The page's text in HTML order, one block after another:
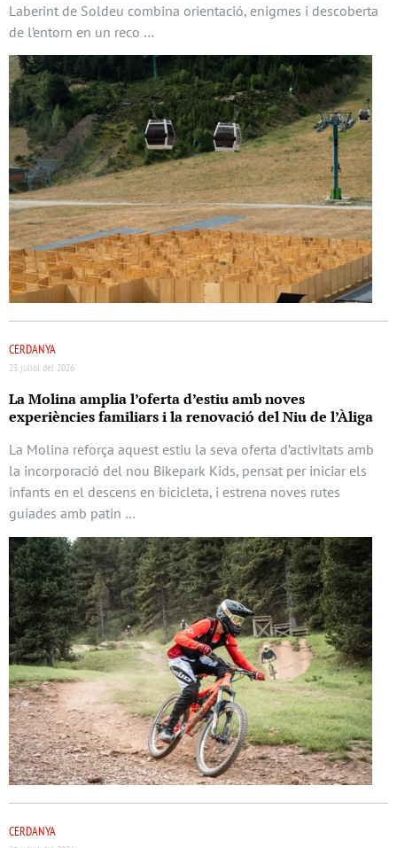
Laberint de Soldeu combina orientació, enigmes i descoberta
de l’entorn en un reco …
CERDANYA
23 juliol del 2026
La Molina amplia l’oferta d’estiu amb noves
experiències familiars i la renovació del Niu de l’Àliga
La Molina reforça aquest estiu la seva oferta d’activitats amb
la incorporació del nou Bikepark Kids, pensat per iniciar els
infants en el descens en bicicleta, i estrena noves rutes
guiades amb patin …
CERDANYA